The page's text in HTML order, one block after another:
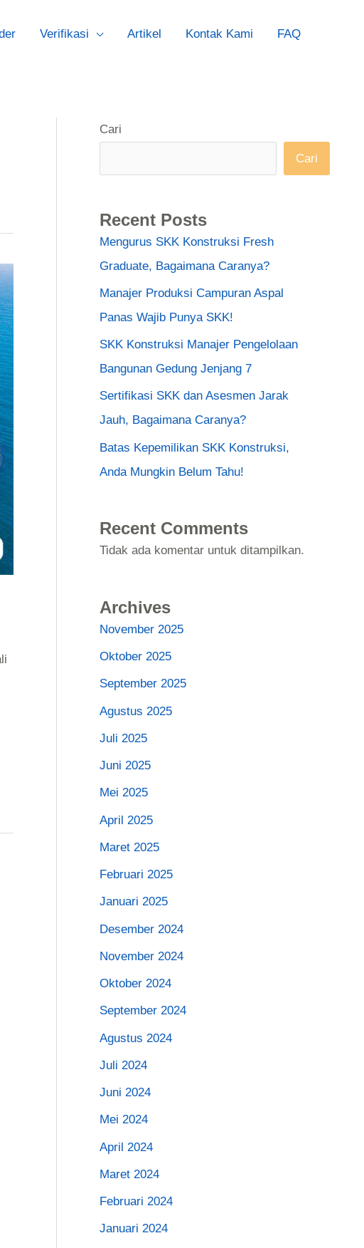
Verifikasi Artikel Kontak Kami FAQ
Cari
Cari
Recent Posts
Mengurus SKK Konstruksi Fresh
Graduate, Bagaimana Caranya?
Manajer Produksi Campuran Aspal
Panas Wajib Punya SKK!
SKK Konstruksi Manajer Pengelolaan
Bangunan Gedung Jenjang 7
Sertifikasi SKK dan Asesmen Jarak
Jauh, Bagaimana Caranya?
Batas Kepemilikan SKK Konstruksi,
Anda Mungkin Belum Tahu!
Recent Comments
Tidak ada komentar untuk ditampilkan.
Archives
November 2025
Oktober 2025
September 2025
Agustus 2025
Juli 2025
Juni 2025
Mei 2025
April 2025
Maret 2025
Februari 2025
Januari 2025
Desember 2024
November 2024
Oktober 2024
September 2024
Agustus 2024
Juli 2024
Juni 2024
Mei 2024
April 2024
Maret 2024
Februari 2024
Januari 2024